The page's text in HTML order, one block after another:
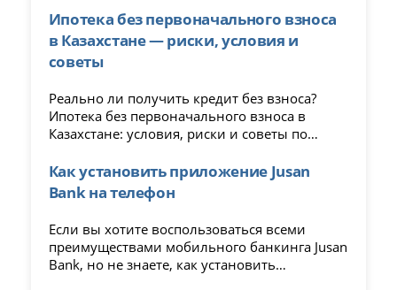
управление счетами онлайн.
Ипотека без первоначального взноса
в Казахстане — риски, условия и
советы
Реально ли получить кредит без взноса?
Ипотека без первоначального взноса в
Казахстане: условия, риски и советы по
Как установить приложение Jusan
Bank на телефон
Если вы хотите воспользоваться всеми
преимуществами мобильного банкинга Jusan
Bank, но не знаете, как установить